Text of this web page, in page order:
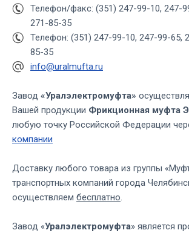
Телефон/факс: (351) 247-99-10, 247-
271-85-35
Телефон: (351) 247-99-10, 247-99-65,
85-35
info@uralmufta.ru
Завод «Уралэлектромуфта»
Вашей продукции Фрикционная муфта
любую точку Российской Федерации
компании
Доставку любого товара из группы
транспортных компаний города
осуществляем бесплатно.
Завод «Уралэлектромуфта» является